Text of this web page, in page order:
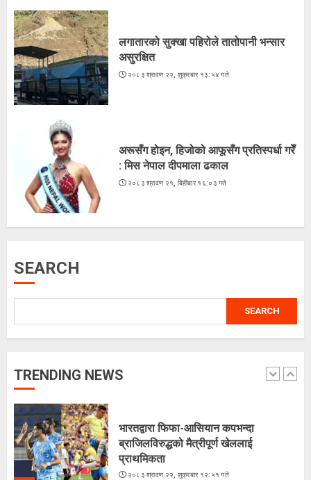
लगातारको सुक्खा पहिरोले तातोपानी भन्सार
असुरक्षित
२०८३ श्रावण २२, शुक्रबार १३:५४ गते
अरूसँग होइन, हिजोको आफूसँग प्रतिस्पर्धा गरेँ
: मिस नेपाल दीपमाला ढकाल
२०८३ श्रावण २१, बिहीबार १६:०३ गते
SEARCH
SEARCH
TRENDING NEWS
3
२०८३ श्रावण २१, बिहीबार १६:०३ गते
5
1
लगातारको सुक्खा पहिरोले तातोपानी भन्सार
भारतद्वारा फिफा-आसियान कपभन्दा
ब्राजिलविरुद्धको मैत्रीपूर्ण खेललाई
प्राथमिकता
२०८३ श्रावण २२, शुक्रबार १२:५१ गते